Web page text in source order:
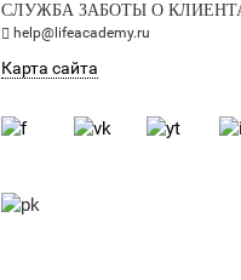
СЛУЖБА ЗАБОТЫ О
help@lifeacademy.ru
Карта сайта